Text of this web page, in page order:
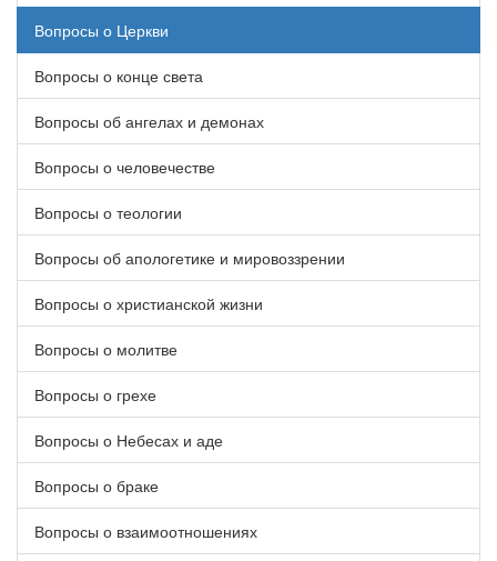
Вопросы о Церкви
Вопросы о конце света
Вопросы об ангелах и демонах
Вопросы о человечестве
Вопросы о теологии
Вопросы об апологетике и мировоззрении
Вопросы о христианской жизни
Вопросы о молитве
Вопросы о грехе
Вопросы о Небесах и аде
Вопросы о браке
Вопросы о взаимоотношениях